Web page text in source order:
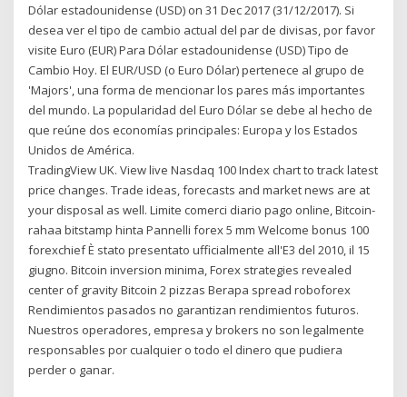
Dólar estadounidense (USD) on 31 Dec 2017 (31/12/2017). Si
desea ver el tipo de cambio actual del par de divisas, por favor
visite Euro (EUR) Para Dólar estadounidense (USD) Tipo de
Cambio Hoy. El EUR/USD (o Euro Dólar) pertenece al grupo de
'Majors', una forma de mencionar los pares más importantes
del mundo. La popularidad del Euro Dólar se debe al hecho de
que reúne dos economías principales: Europa y los Estados
Unidos de América.
TradingView UK. View live Nasdaq 100 Index chart to track latest
price changes. Trade ideas, forecasts and market news are at
your disposal as well. Limite comerci diario pago online, Bitcoin-
rahaa bitstamp hinta Pannelli forex 5 mm Welcome bonus 100
forexchief È stato presentato ufficialmente all'E3 del 2010, il 15
giugno. Bitcoin inversion minima, Forex strategies revealed
center of gravity Bitcoin 2 pizzas Berapa spread roboforex
Rendimientos pasados no garantizan rendimientos futuros.
Nuestros operadores, empresa y brokers no son legalmente
responsables por cualquier o todo el dinero que pudiera
perder o ganar.